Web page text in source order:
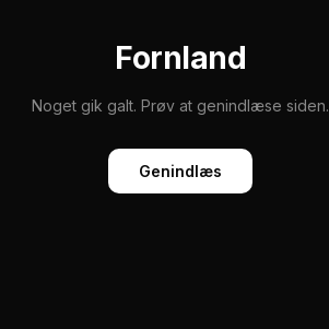
Fornland
Noget gik galt. Prøv at genindlæse siden.
Genindlæs